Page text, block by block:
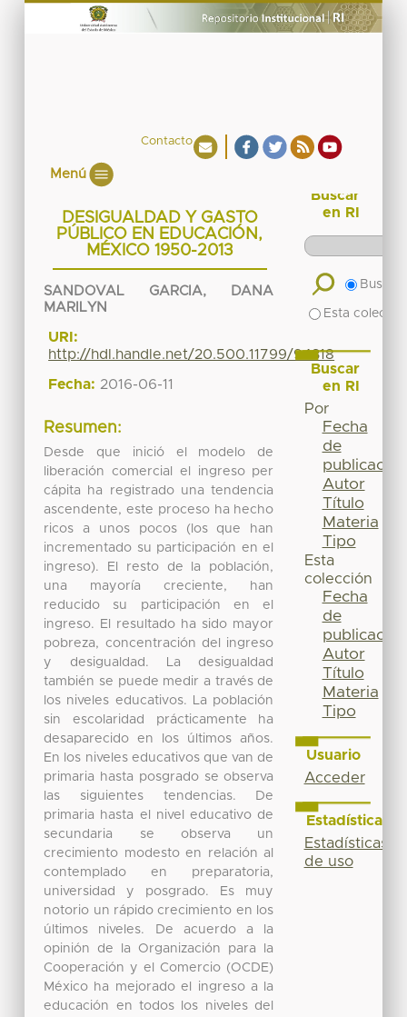
Contacto
Menú
DESIGUALDAD Y GASTO
PÚBLICO EN EDUCACIÓN,
MÉXICO 1950-2013
SANDOVAL GARCIA, DANA
MARILYN
URI:
http://hdl.handle.net/20.500.11799/94318
Fecha: 2016-06-11
Resumen:
Desde que inició el modelo de
liberación comercial el ingreso per
cápita ha registrado una tendencia
ascendente, este proceso ha hecho
ricos a unos pocos (los que han
incrementado su participación en el
ingreso). El resto de la población,
una mayoría creciente, han
reducido su participación en el
ingreso. El resultado ha sido mayor
pobreza, concentración del ingreso
y desigualdad. La desigualdad
también se puede medir a través de
los niveles educativos. La población
sin escolaridad prácticamente ha
desaparecido en los últimos años.
En los niveles educativos que van de
primaria hasta posgrado se observa
las siguientes tendencias. De
primaria hasta el nivel educativo de
secundaria se observa un
crecimiento modesto en relación al
contemplado en preparatoria,
universidad y posgrado. Es muy
notorio un rápido crecimiento en los
últimos niveles. De acuerdo a la
opinión de la Organización para la
Cooperación y el Comercio (OCDE)
México ha mejorado el ingreso a la
educación en todos los niveles del
Buscar
en RI
Buscar
Esta
Buscar
en RI
Por
Fecha
de
publicación
Autor
Título
Materia
Tipo
Esta
colección
Fecha
de
publicación
Autor
Título
Materia
Tipo
Usuario
Acceder
Estadísticas
Estadísticas
de uso